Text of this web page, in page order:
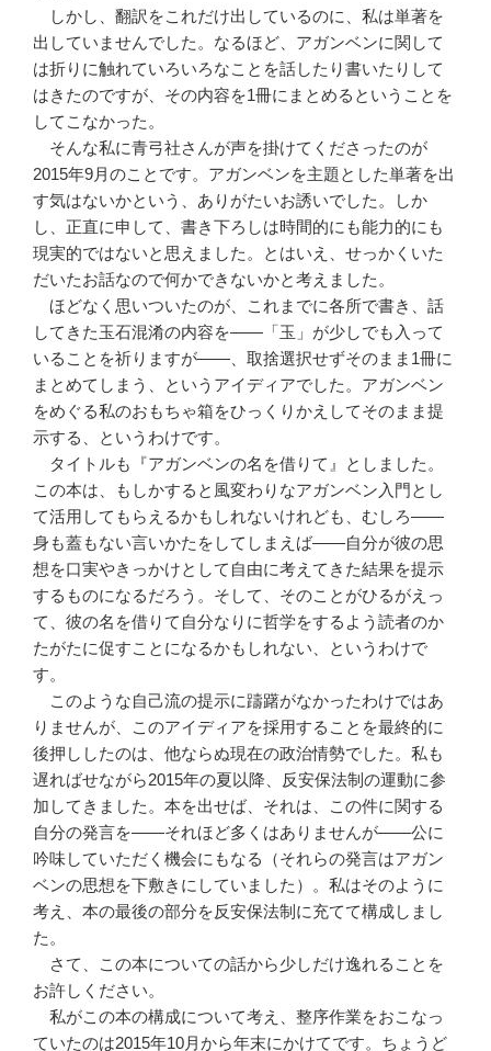
しかし、翻訳をこれだけ出しているのに、私は単著を
出していませんでした。なるほど、アガンベンに関して
は折りに触れていろいろなことを話したり書いたりして
はきたのですが、その内容を1冊にまとめるということを
してこなかった。
そんな私に青弓社さんが声を掛けてくださったのが
2015年9月のことです。アガンベンを主題とした単著を出
す気はないかという、ありがたいお誘いでした。しか
し、正直に申して、書き下ろしは時間的にも能力的にも
現実的ではないと思えました。とはいえ、せっかくいた
だいたお話なので何かできないかと考えました。
ほどなく思いついたのが、これまでに各所で書き、話
してきた玉石混淆の内容を――「玉」が少しでも入って
いることを祈りますが――、取捨選択せずそのまま1冊に
まとめてしまう、というアイディアでした。アガンベン
をめぐる私のおもちゃ箱をひっくりかえしてそのまま提
示する、というわけです。
タイトルも『アガンベンの名を借りて』としました。
この本は、もしかすると風変わりなアガンベン入門とし
て活用してもらえるかもしれないけれども、むしろ――
身も蓋もない言いかたをしてしまえば――自分が彼の思
想を口実やきっかけとして自由に考えてきた結果を提示
するものになるだろう。そして、そのことがひるがえっ
て、彼の名を借りて自分なりに哲学をするよう読者のか
たがたに促すことになるかもしれない、というわけで
す。
このような自己流の提示に躊躇がなかったわけではあ
りませんが、このアイディアを採用することを最終的に
後押ししたのは、他ならぬ現在の政治情勢でした。私も
遅ればせながら2015年の夏以降、反安保法制の運動に参
加してきました。本を出せば、それは、この件に関する
自分の発言を――それほど多くはありませんが――公に
吟味していただく機会にもなる（それらの発言はアガン
ベンの思想を下敷きにしていました）。私はそのように
考え、本の最後の部分を反安保法制に充てて構成しまし
た。
さて、この本についての話から少しだけ逸れることを
お許しください。
私がこの本の構成について考え、整序作業をおこなっ
ていたのは2015年10月から年末にかけてです。ちょうど